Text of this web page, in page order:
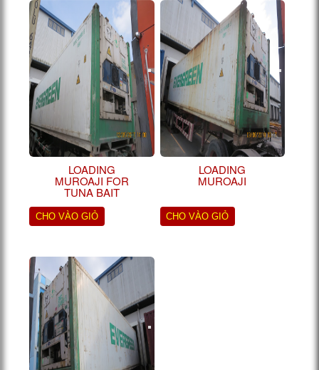
LOADING
MUROAJI FOR
TUNA BAIT
CHO VÀO GIỎ
LOADING
MUROAJI
CHO VÀO GIỎ